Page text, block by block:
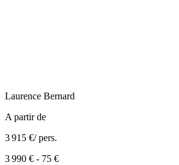
Laurence Bernard
A partir de
3 915 €/ pers.
3 990 € - 75 €